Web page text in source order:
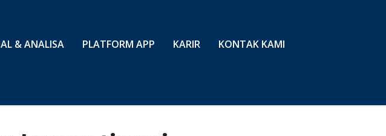
& ANALISA PLATFORM APP KARIR KONTAK KAMI